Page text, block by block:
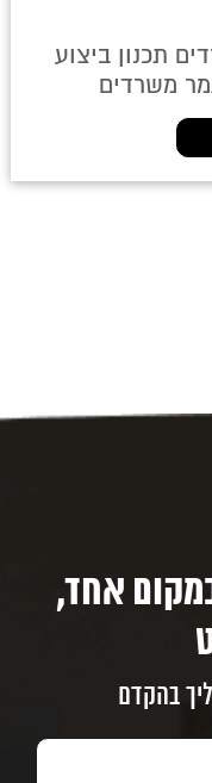
תכנון ביצוע
משרדים
אחד,
בהקדם